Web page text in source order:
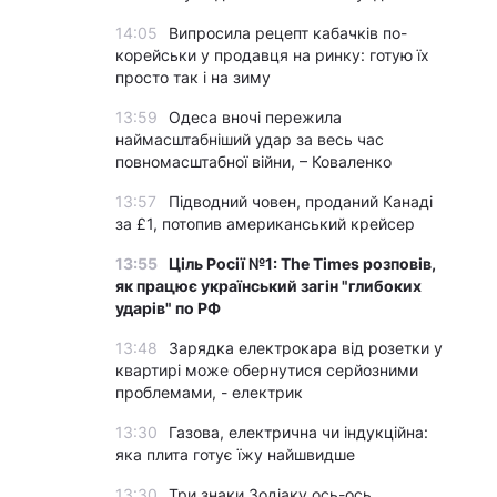
14:05
Випросила рецепт кабачків по-
корейськи у продавця на ринку: готую їх
просто так і на зиму
13:59
Одеса вночі пережила
наймасштабніший удар за весь час
повномасштабної війни, – Коваленко
13:57
Підводний човен, проданий Канаді
за £1, потопив американський крейсер
13:55 Ціль Росії №1: The Times розповів,
як працює український загін "глибоких
ударів" по РФ
13:48
Зарядка електрокара від розетки у
квартирі може обернутися серйозними
проблемами, - електрик
13:30
Газова, електрична чи індукційна:
яка плита готує їжу найшвидше